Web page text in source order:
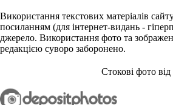
Використання текстових матеріалів
посиланням (для інтернет-видань -
джерело. Використання фото та
редакцією суворо заборонено.
Стокові фото від